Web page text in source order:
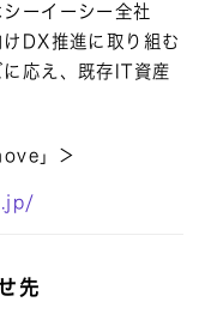
ーイーシー全社
DX推進に取り組む
応え、既存IT資産
」＞
先